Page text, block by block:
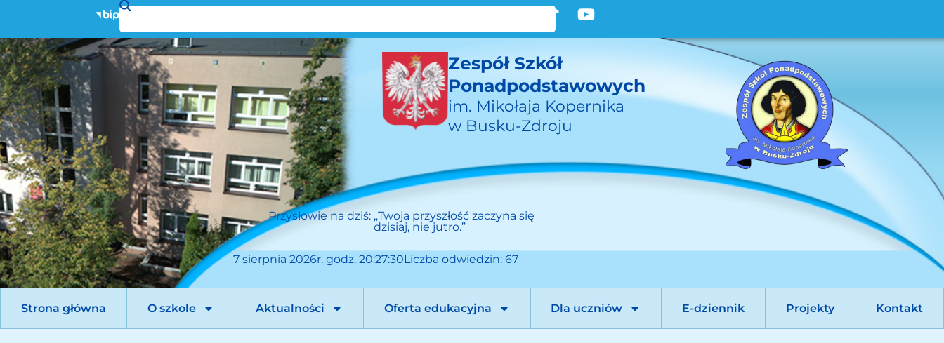
Zespół Szkół
Ponadpodstawowych
im. Mikołaja Kopernika
w Busku-Zdroju
Przysłowie na dziś: „Twoja przyszłość zaczyna się
dzisiaj, nie jutro.”
7 sierpnia 2026r. godz. 20:27:30Liczba odwiedzin: 67
Strona główna O szkole Aktualności Oferta edukacyjna Dla uczniów E-dziennik Projekty Kontakt